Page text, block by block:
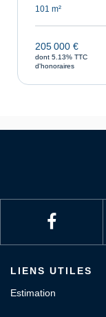
101 m²
205 000 €
dont 5.13% TTC
d'honoraires
LIENS UTILES
Estimation